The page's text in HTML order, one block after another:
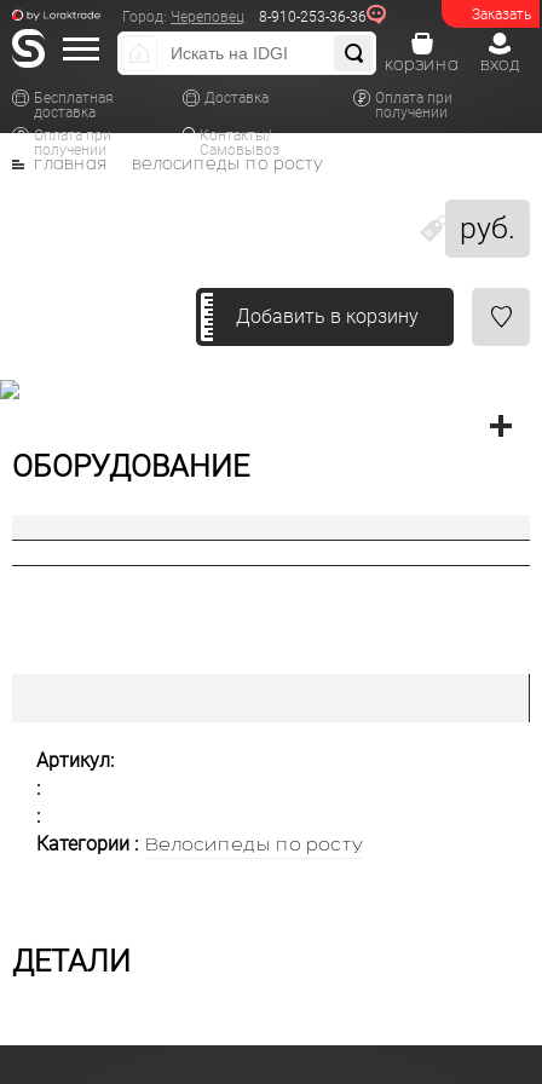
Заказать
Город: Череповец 8-910-253-36-36
Бесплатная
доставка
Доставка
Оплата при
получении
Оплата при
получении
Контакты/
Самовывоз
вход
корзина
руб.
главная велосипеды по росту
Добавить в корзину
ОБОРУДОВАНИЕ
Артикул:
:
:
Категории : Велосипеды по росту
ДЕТАЛИ